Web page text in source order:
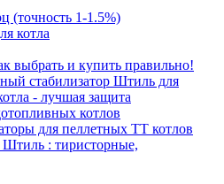
(точность 1-1.5%)
котла
выбрать и купить правильно!
стабилизатор Штиль для
- лучшая защита
котлов
для пеллетных ТТ котлов
Штиль : тиристорные,